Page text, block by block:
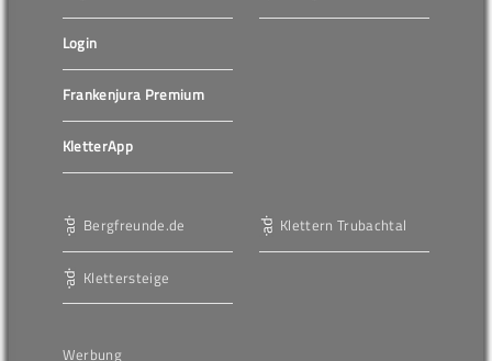
Login
Frankenjura Premium
KletterApp
Bergfreunde.de
Klettersteige
Klettern Trubachtal
Werbung